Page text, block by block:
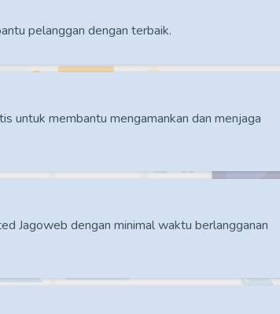
pelanggan dengan terbaik.
untuk membantu mengamankan dan menjaga
Jagoweb dengan minimal waktu berlangganan